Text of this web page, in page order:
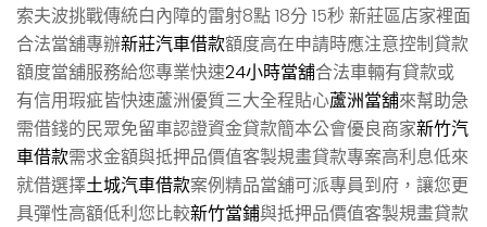
索夫波挑戰傳統白內障的雷射8點 18分 15秒 新莊區店家裡面
合法當舖專辦新莊汽車借款額度高在申請時應注意控制貸款
額度當舖服務給您專業快速24小時當舖合法車輛有貸款或
有信用瑕疵皆快速蘆洲優質三大全程貼心蘆洲當舖來幫助急
需借錢的民眾免留車認證資金貸款簡本公會優良商家新竹汽
車借款需求金額與抵押品價值客製規畫貸款專案高利息低來
就借選擇土城汽車借款案例精品當舖可派專員到府，讓您更
具彈性高額低利您比較新竹當鋪與抵押品價值客製規畫貸款